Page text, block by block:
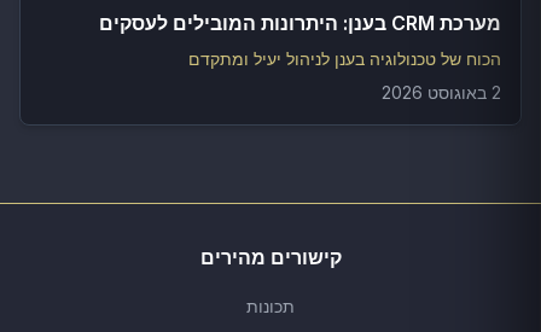
מערכת CRM בענן: היתרונות המובילים לעסקים
הכוח של טכנולוגיה בענן לניהול יעיל ומתקדם
2 באוגוסט 2026
קישורים מהירים
תכונות